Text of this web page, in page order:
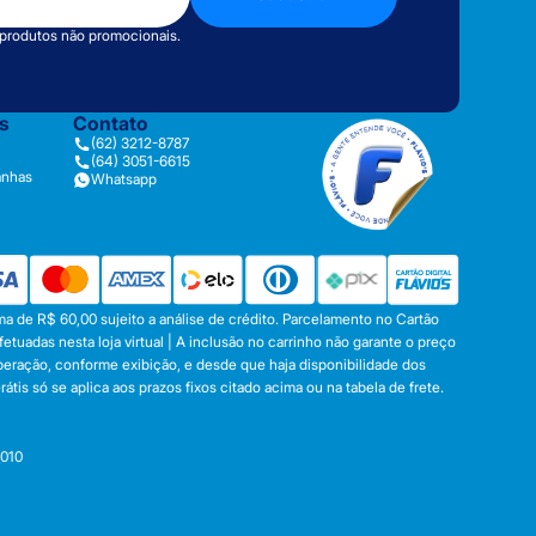
não promocionais.
Contato
(62) 3212-8787
(64) 3051-6615
Whatsapp
de R$ 60,00 sujeito a análise de crédito. Parcelamento no Cartão
nesta loja virtual | A inclusão no carrinho não garante o preço
conforme exibição, e desde que haja disponibilidade dos
só se aplica aos prazos fixos citado acima ou na tabela de frete.